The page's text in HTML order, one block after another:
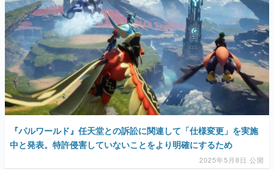
『パルワールド』任天堂との訴訟に関連して「仕様変更」を実施
中と発表。特許侵害していないことをより明確にするため
2025年5月8日 公開